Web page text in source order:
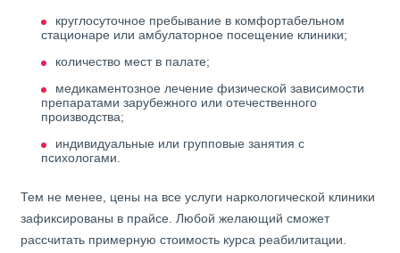
круглосуточное пребывание в комфортабельном
стационаре или амбулаторное посещение клиники;
количество мест в палате;
медикаментозное лечение физической зависимости
препаратами зарубежного или отечественного
производства;
индивидуальные или групповые занятия с
психологами.
Тем не менее, цены на все услуги наркологической клиники
зафиксированы в прайсе. Любой желающий сможет
рассчитать примерную стоимость курса реабилитации.